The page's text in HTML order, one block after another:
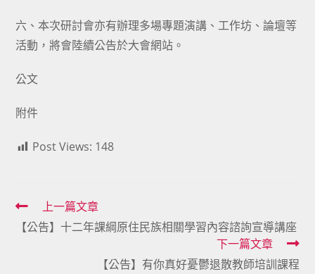
六、本次研討會亦有辦理多場專題演講、工作坊、論壇等
活動，將會陸續公告於大會網站。
公文
附件
Post Views: 148
Read
more
上一篇文章
【公告】十二年課綱原住民族相關學習內容諮詢宣導講座
下一篇文章
【公告】有你真好憂鬱退散教師培訓課程